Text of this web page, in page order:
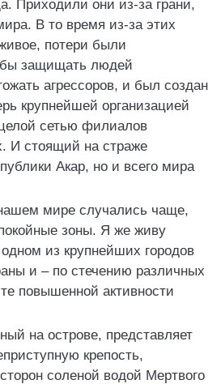
Приходили они из-за грани,
В то время из-за этих
потери были
защищать людей
агрессоров, и был создан
крупнейшей организацией
сетью филиалов
И стоящий на страже
Акар, но и всего мира
мире случались чаще,
зоны. Я же живу
из крупнейших городов
и – по стечению различных
повышенной активности
на острове, представляет
крепость,
соленой водой Мертвого